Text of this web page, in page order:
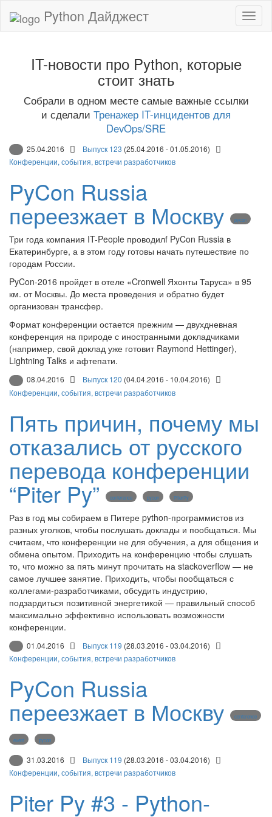
Python Дайджест
IT-новости про Python, которые
стоит знать
Собрали в одном месте самые важные ссылки
и сделали Тренажер IT-инцидентов для
DevOps/SRE
25.04.2016 Выпуск 123 (25.04.2016 - 01.05.2016)
Конференции, события, встречи разработчиков
PyCon Russia
переезжает в Москву pycon
Три года компания IT-People проводилf PyCon Russia в
Екатеринбурге, а в этом году готовы начать путешествие по
городам России.
PyCon-2016 пройдет в отеле «Cronwell Яхонты Таруса» в 95
км. от Москвы. До места проведения и обратно будет
организован трансфер.
Формат конференции остается прежним — двухдневная
конференция на природе с иностранными докладчиками
(например, свой доклад уже готовит Raymond Hettinger),
Lightning Talks и афтепати.
08.04.2016 Выпуск 120 (04.04.2016 - 10.04.2016)
Конференции, события, встречи разработчиков
Пять причин, почему мы
отказались от русского
перевода конференции
“Piter Py” conference pycon PiterPy
Раз в год мы собираем в Питере python-программистов из
разных уголков, чтобы послушать доклады и пообщаться. Мы
считаем, что конференции не для обучения, а для общения и
обмена опытом. Приходить на конференцию чтобы слушать
то, что можно за пять минут прочитать на stackoverflow — не
самое лучшее занятие. Приходить, чтобы пообщаться с
коллегами-разработчиками, обсудить индустрию,
подзардиться позитивной энергетикой — правильный способ
максимально эффективно использовать возможности
конференции.
01.04.2016 Выпуск 119 (28.03.2016 - 03.04.2016)
Конференции, события, встречи разработчиков
PyCon Russia
переезжает в Москву conference
event pycon
31.03.2016 Выпуск 119 (28.03.2016 - 03.04.2016)
Конференции, события, встречи разработчиков
Piter Py #3 - Python-